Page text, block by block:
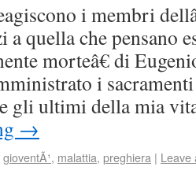
i membri
quella che pensano
morteâ€ di
i
gli ultimi della mia
→
gioventÃ¹, malattia, preghiera | Leave